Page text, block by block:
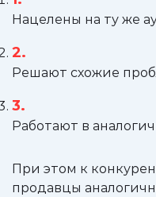
Нацелены на ту же
Решают схожие
Работают в
При этом к
продавцы